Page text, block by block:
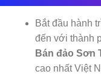
Bắt đầu hành
đến với thành
Bán đảo Sơn
cao nhất Việt